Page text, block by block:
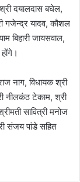
श्री दयालदास बघेल,
गजेन्द्र यादव, कौशल
बिहारी जायसवाल,
नाग, विधायक श्री
नीलकंठ टेकाम, श्री
सावित्री मनोज
संजय पांडे सहित